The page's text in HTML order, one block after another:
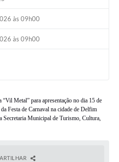
às 09h00
às 09h00
Metal” para apresentação no dia 15 de
Festa de Carnaval na cidade de Delfim
Secretaria Municipal de Turismo, Cultura,